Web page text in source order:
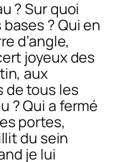
? Sur quoi
? Qui en
d’angle,
joyeux des
aux
de tous les
? Qui a fermé
portes,
du sein
je lui